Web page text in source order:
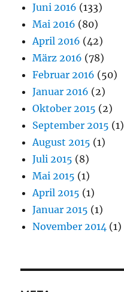
Juni 2016 (133)
Mai 2016 (80)
April 2016 (42)
März 2016 (78)
Februar 2016 (50)
Januar 2016 (2)
Oktober 2015 (2)
September 2015 (1)
August 2015 (1)
Juli 2015 (8)
Mai 2015 (1)
April 2015 (1)
Januar 2015 (1)
November 2014 (1)